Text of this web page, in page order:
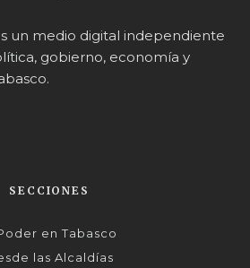
un medio digital independiente
gobierno, economía y
SECCIONES
en Tabasco
las Alcaldías